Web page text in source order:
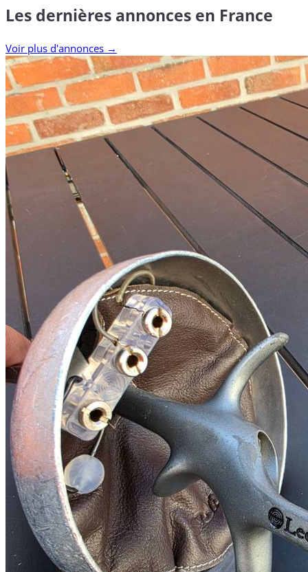
Les dernières annonces en France
Voir plus d'annonces →